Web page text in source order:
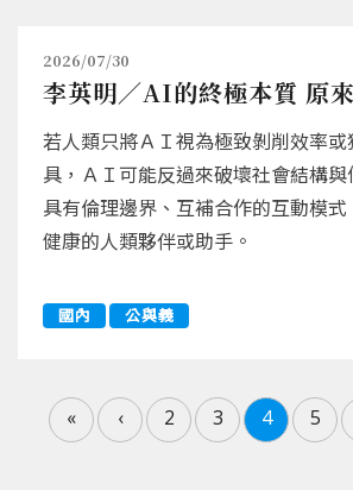
2026/07/30
李英明／AI的終極本質 原
若人類只將ＡＩ視為極致剝削效率
具，ＡＩ可能反過來破壞社會結構
具有倫理邊界、互補合作的互動模
健康的人類夥伴或助手。
國內 公與義
« ‹ 2 3 4 5